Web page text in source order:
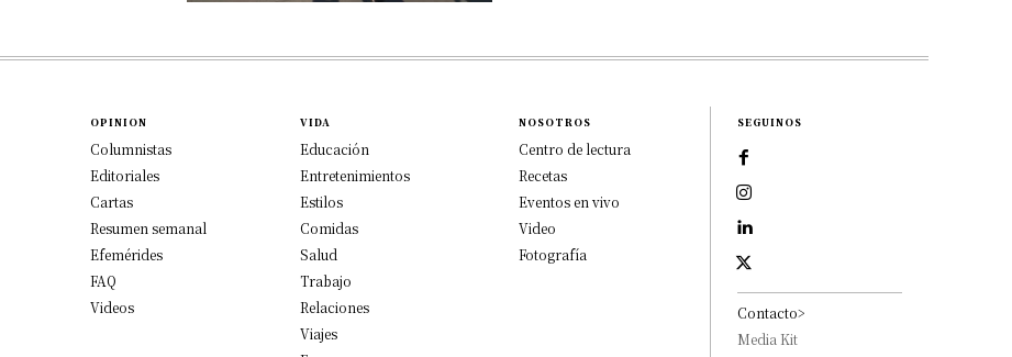
OPINION
Columnistas
Editoriales
Cartas
Resumen semanal
Efemérides
FAQ
Videos
VIDA
Educación
Entretenimientos
Estilos
Comidas
Salud
Trabajo
Relaciones
Viajes
NOSOTROS
Centro de lectura
Recetas
Eventos en vivo
Video
Fotografía
SEGUINOS
Contacto>
Media Kit